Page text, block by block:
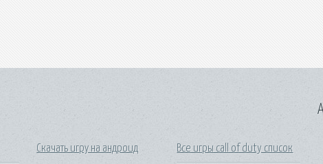
Скачать игру на андроид
Все игры call of duty список